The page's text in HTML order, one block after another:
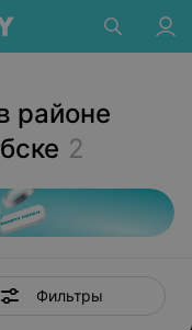
районе
2
Фильтры